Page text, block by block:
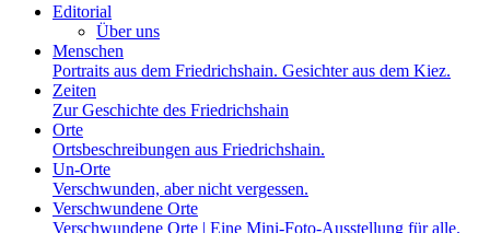
Editorial
Über uns
Menschen
Portraits aus dem Friedrichshain. Gesichter aus dem Kiez.
Zeiten
Zur Geschichte des Friedrichshain
Orte
Ortsbeschreibungen aus Friedrichshain.
Un-Orte
Verschwunden, aber nicht vergessen.
Verschwundene Orte
Verschwundene Orte | Eine Mini-Foto-Ausstellung für alle.